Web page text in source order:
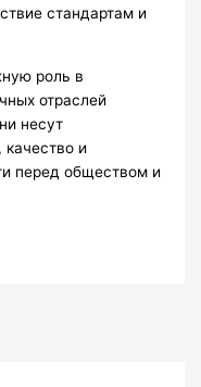
стандартам и
роль в
отраслей
несут
качество и
перед обществом и